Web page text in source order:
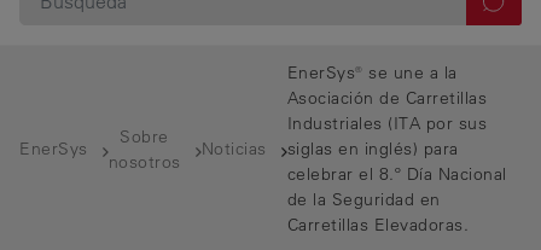
EnerSys
Sobre
nosotros
Noticias
EnerSys® se une a la
Asociación de Carretillas
Industriales (ITA por sus
siglas en inglés) para
celebrar el 8.º Día Nacional
de la Seguridad en
Carretillas Elevadoras.